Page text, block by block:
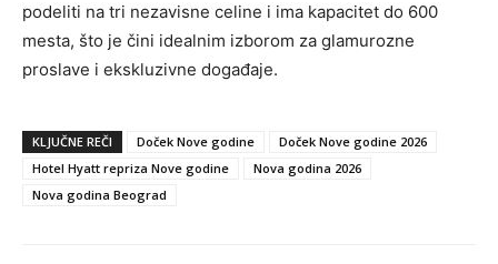
podeliti na tri nezavisne celine i ima kapacitet do 600
mesta, što je čini idealnim izborom za glamurozne
proslave i ekskluzivne događaje.
KLJUČNE REČI Doček Nove godine
Doček Nove godine 2026
Hotel Hyatt repriza Nove godine
Nova godina 2026
Nova godina Beograd